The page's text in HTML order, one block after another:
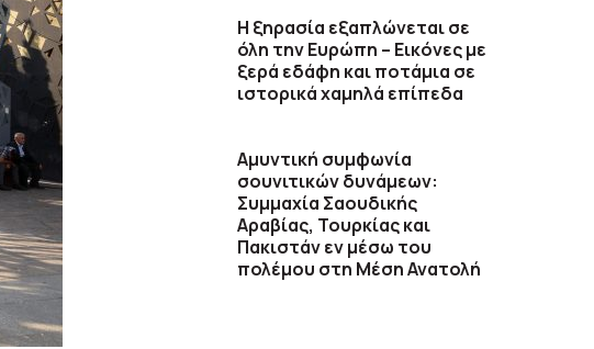
Η ξηρασία εξαπλώνεται σε
όλη την Ευρώπη – Εικόνες με
ξερά εδάφη και ποτάμια σε
ιστορικά χαμηλά επίπεδα
Αμυντική συμφωνία
σουνιτικών δυνάμεων:
Συμμαχία Σαουδικής
Αραβίας, Τουρκίας και
Πακιστάν εν μέσω του
πολέμου στη Μέση Ανατολή